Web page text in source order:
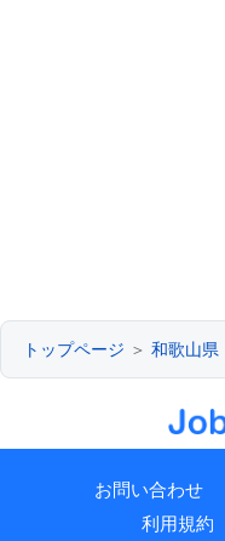
トップページ ＞ 和歌山県
お問い合わせ
利用規約